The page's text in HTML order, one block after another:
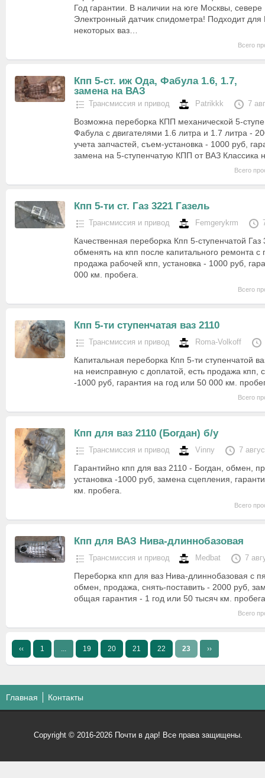
Год гарантии. В наличии на юге Москвы,
Электронный датчик спидометра! Подходит
некоторых ваз…
Всего
Кпп 5-ст. иж Ода, Фабула 1.6, 1.7,
замена на ВАЗ
Трансмиссия и привод Patrikkk 7
Возможна переборка КПП механической 5-
Фабула с двигателями 1.6 литра и 1.7 литра -
учета запчастей, съем-установка - 1000 руб,
замена на 5-ступенчатую КПП от ВАЗ Классика
Всего
Кпп 5-ти ст. Газ 3221 Газель
Трансмиссия и привод Femgerykrm
Качественная переборка Кпп 5-ступенчатой
обменять на кпп после капитального ремонта с
продажа рабочей кпп, установка - 1000 руб,
000 км. пробега.
Всего
Кпп 5-ти ступенчатая ваз 2110
Трансмиссия и привод Roma-Volkoff
Капитальная переборка Кпп 5-ти ступенчатой
на неисправную с доплатой, есть продажа кпп,
-1000 руб, гарантия на год или 50 000 км.
Всего
Кпп для ваз 2110 (Богдан) б/у
Трансмиссия и привод Vinny 7
Гарантийно кпп для ваз 2110 - Богдан, обмен,
установка -1000 руб, замена сцепления,
км. пробега.
Всего
Кпп для ВАЗ Нива-длиннобазовая
Трансмиссия и привод Medbat 7
Переборка кпп для ваз Нива-длиннобазовая с
обмен, продажа, снять-поставить - 2000 руб,
общая гарантия - 1 год или 50 тысяч км.
Всего
‹‹ 1 ... 19 20 21 22 23 ››
Главная Контакты
Copyright © 2016-2026 Почти в дар! Все права защищены.